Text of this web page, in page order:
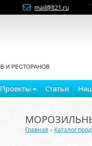
mail@lt21.ru
Проекты Статьи
Главная » Каталог